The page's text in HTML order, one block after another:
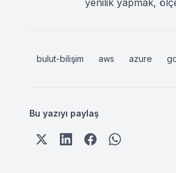
yenilik yapmak,
bulut-bilişim aws azure
Bu yazıyı paylaş